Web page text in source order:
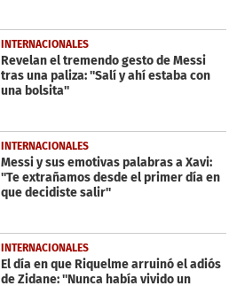
INTERNACIONALES
Revelan el tremendo gesto de Messi
tras una paliza: ''Salí y ahí estaba con
una bolsita''
INTERNACIONALES
Messi y sus emotivas palabras a Xavi:
''Te extrañamos desde el primer día en
que decidiste salir''
INTERNACIONALES
El día en que Riquelme arruinó el adiós
de Zidane: ''Nunca había vivido un